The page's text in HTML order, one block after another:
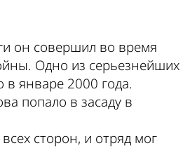
он совершил во время
Одно из серьезнейших
январе 2000 года.
попало в засаду в
сторон, и отряд мог